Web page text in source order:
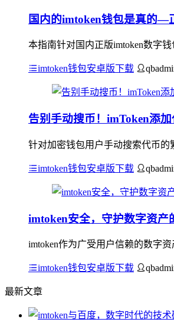
国内的imtoken钱包是真的—
本指南针对国内正版imtoken数字
imtoken钱包安卓版下载
告别手动搜币！imToken添
针对加密钱包用户手动搜索代币的
imtoken钱包安卓版下载
imtoken安全，守护数字资产
imtoken作为广受用户信赖的数字
imtoken钱包安卓版下载
最新文章